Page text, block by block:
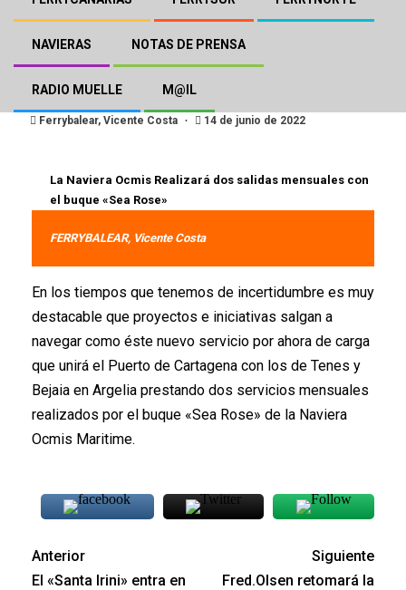
NAVIERAS NOTAS DE PRENSA
RADIO MUELLE M@IL
Cartagena estrena una
nueva ruta con Argelia
Ferrybalear, Vicente Costa 14 de junio de 2022
La Naviera Ocmis Realizará dos salidas mensuales con
el buque «Sea Rose»
FERRYBALEAR, Vicente Costa
En los tiempos que tenemos de incertidumbre es muy
destacable que proyectos e iniciativas salgan a
navegar como éste nuevo servicio por ahora de carga
que unirá el Puerto de Cartagena con los de Tenes y
Bejaia en Argelia prestando dos servicios mensuales
realizados por el buque «Sea Rose» de la Naviera
Ocmis Maritime.
Anterior
El «Santa Irini» entra en
Siguiente
Fred.Olsen retomará la